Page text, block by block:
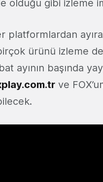
olduğu gibi izleme
platformlardan
ürünü izleme
ayının başında
ve